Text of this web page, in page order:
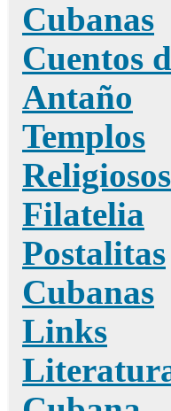
Cubanas
Cuentos
Antaño
Templos
Religiosos
Filatelia
Postalitas
Cubanas
Links